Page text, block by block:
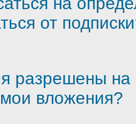
от
разрешены
вложения?